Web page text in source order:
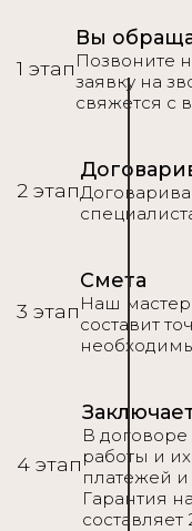
1 этап
Вы
Позвоните
заявку на
свяжется с
2 этап
3 этап
Смета
Наш
составит
4 этап
В
работы и
платежей
Гарантия
составляет